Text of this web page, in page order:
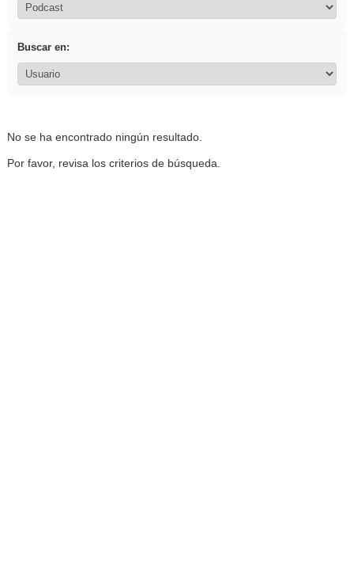
Buscar en:
No se ha encontrado ningún resultado.
Por favor, revisa los criterios de búsqueda.